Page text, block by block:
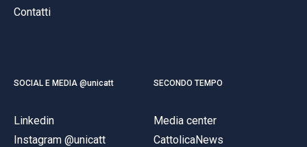
Contatti
SOCIAL E MEDIA @unicatt
Linkedin
Instagram @unicatt
SECONDO TEMPO
Media center
CattolicaNews